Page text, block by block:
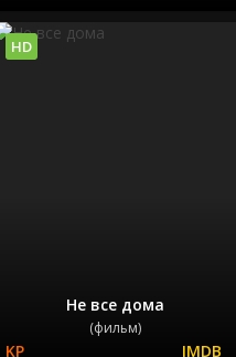
Не все дома
(фильм)
HD